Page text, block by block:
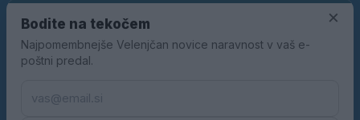
Oglaševanje
Kontakt
×
Bodite na tekočem
Najpomembnejše Velenjčan novice naravnost v vaš e-
poštni predal.